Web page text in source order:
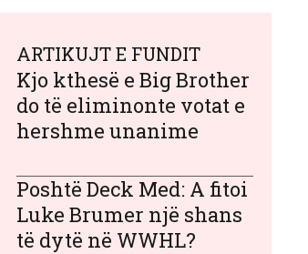
ARTIKUJT E FUNDIT
Kjo kthesë e Big Brother
do të eliminonte votat e
hershme unanime
Poshtë Deck Med: A fitoi
Luke Brumer një shans
të dytë në WWHL?